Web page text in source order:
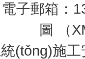
子郵箱：
圖 （
統(tǒng)